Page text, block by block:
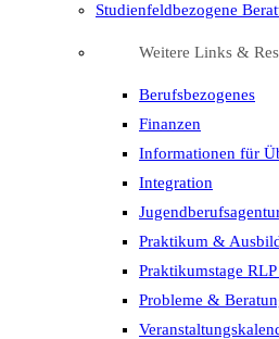
Studienfeldbezogene
Weitere Links &
Berufsbezogenes
Finanzen
Informationen für
Integration
Praktikum &
Praktikumstage
Probleme &